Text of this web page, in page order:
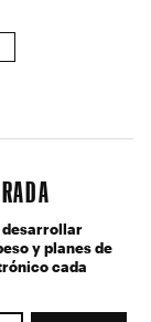
desarrollar
y planes de
cada